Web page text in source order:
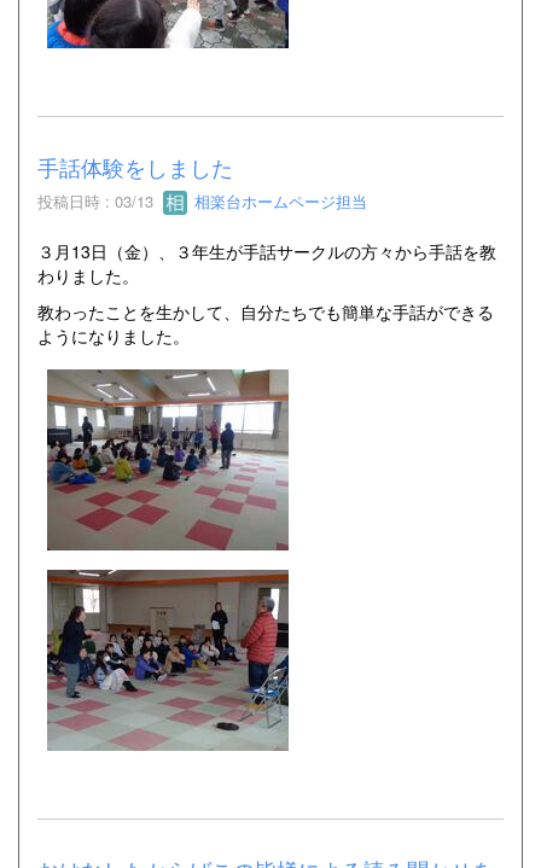
手話体験をしました
投稿日時 : 03/13 相楽台ホームページ担当
３月13日（金）、３年生が手話サークルの方々から手話を教
わりました。
教わったことを生かして、自分たちでも簡単な手話ができる
ようになりました。